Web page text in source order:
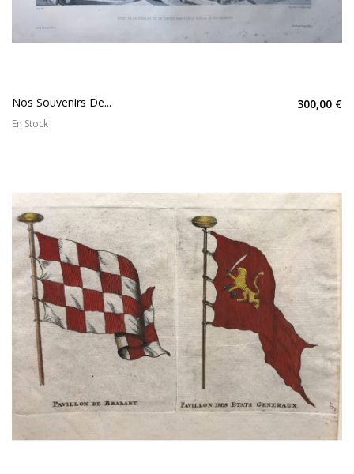
Nos Souvenirs De... 300,00 €
En Stock